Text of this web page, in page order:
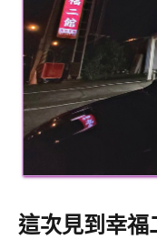
這次見到幸福